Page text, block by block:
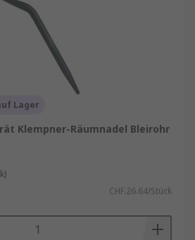
Lager
Klempner-Räumnadel Bleirohr
CHF.26.64/Stück